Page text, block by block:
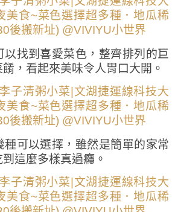
以找到喜愛菜色，整齊排列的巨
，看起來美味令人胃口大開。
種可以選擇，雖然是簡單的家常
這麼多樣真過癮。